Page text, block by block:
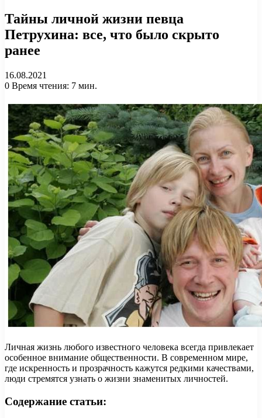
Тайны личной жизни певца
Петрухина: все, что было скрыто
ранее
16.08.2021
0 Время чтения: 7 мин.
Личная жизнь любого известного человека всегда привлекает
особенное внимание общественности. В современном мире,
где искренность и прозрачность кажутся редкими качествами,
люди стремятся узнать о жизни знаменитых личностей.
Содержание статьи: